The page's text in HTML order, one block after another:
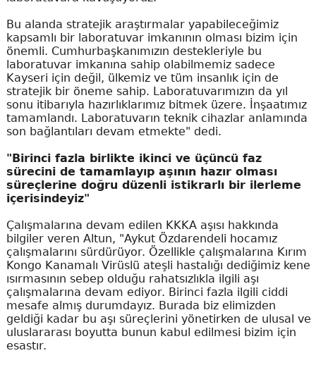
Bu alanda stratejik araştırmalar yapabileceğimiz
kapsamlı bir laboratuvar imkanının olması bizim için
önemli. Cumhurbaşkanımızın destekleriyle bu
laboratuvar imkanına sahip olabilmemiz sadece
Kayseri için değil, ülkemiz ve tüm insanlık için de
stratejik bir öneme sahip. Laboratuvarımızın da yıl
sonu itibarıyla hazırlıklarımız bitmek üzere. İnşaatımız
tamamlandı. Laboratuvarın teknik cihazlar anlamında
son bağlantıları devam etmekte" dedi.
"Birinci fazla birlikte ikinci ve üçüncü faz
sürecini de tamamlayıp aşının hazır olması
süreçlerine doğru düzenli istikrarlı bir ilerleme
içerisindeyiz"
Çalışmalarına devam edilen KKKA aşısı hakkında
bilgiler veren Altun, "Aykut Özdarendeli hocamız
çalışmalarını sürdürüyor. Özellikle çalışmalarına Kırım
Kongo Kanamalı Virüslü ateşli hastalığı dediğimiz kene
ısırmasının sebep olduğu rahatsızlıkla ilgili aşı
çalışmalarına devam ediyor. Birinci fazla ilgili ciddi
mesafe almış durumdayız. Burada biz elimizden
geldiği kadar bu aşı süreçlerini yönetirken de ulusal ve
uluslararası boyutta bunun kabul edilmesi bizim için
esastır.